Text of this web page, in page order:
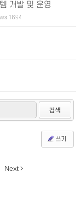
개발 및 운영
1694
검색
쓰기
Next